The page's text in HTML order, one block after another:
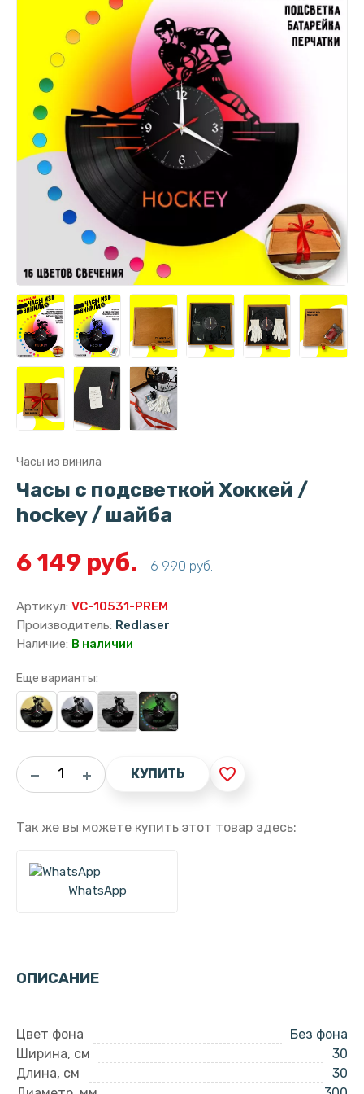
Часы из винила
Часы с подсветкой Хоккей /
hockey / шайба
6 149 руб. 6 990 руб.
Артикул: VC-10531-PREM
Производитель: Redlaser
Наличие: В наличии
Еще варианты:
КУПИТЬ favorite_border
Так же вы можете купить этот товар здесь:
WhatsApp
ОПИСАНИЕ
Цвет фона
Без фона
Ширина, см
30
Длина, см
30